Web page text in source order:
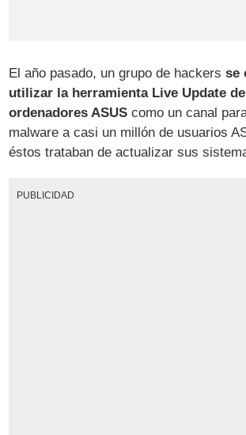
El año pasado, un grupo de hackersse
utilizar la herramienta Live Update
ordenadores ASUS como un canal
malware a casi un millón de usuarios
éstos trataban de actualizar sus
PUBLICIDAD